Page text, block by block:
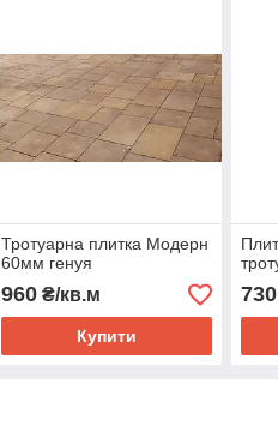
Тротуарна плитка Модерн
60мм генуя
960₴/кв.м
Купити
730